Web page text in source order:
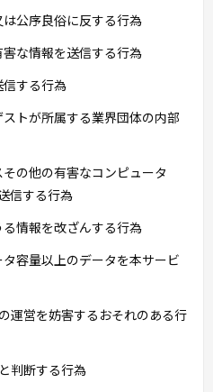
公序良俗に反する行為
な情報を送信する行為
する行為
トが所属する業界団体の内部
の他の有害なコンピュータ
信する行為
情報を改ざんする行為
容量以上のデータを本サービ
運営を妨害するおそれのある行
判断する行為